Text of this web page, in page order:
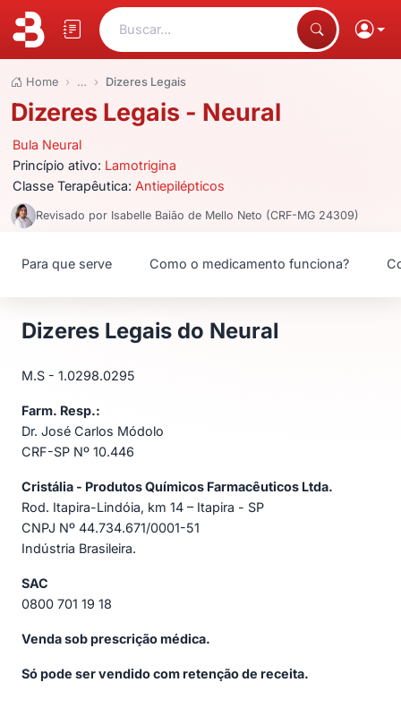
Buscar...
Home … Dizeres Legais
Dizeres Legais - Neural
Bula Neural
Princípio ativo: Lamotrigina
Classe Terapêutica: Antiepilépticos
Revisado por Isabelle Baião de Mello Neto (CRF-MG 24309)
Para que serve Como o medicamento funciona?
Dizeres Legais do Neural
M.S - 1.0298.0295
Farm. Resp.:
Dr. José Carlos Módolo
CRF-SP Nº 10.446
Cristália - Produtos Químicos Farmacêuticos Ltda.
Rod. Itapira-Lindóia, km 14 – Itapira - SP
CNPJ Nº 44.734.671/0001-51
Indústria Brasileira.
SAC
0800 701 19 18
Venda sob prescrição médica.
Só pode ser vendido com retenção de receita.